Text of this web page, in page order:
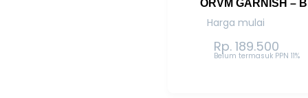
ORVM GARNISH –
Harga mulai
Rp. 189.500
Belum termasuk PPN 11%